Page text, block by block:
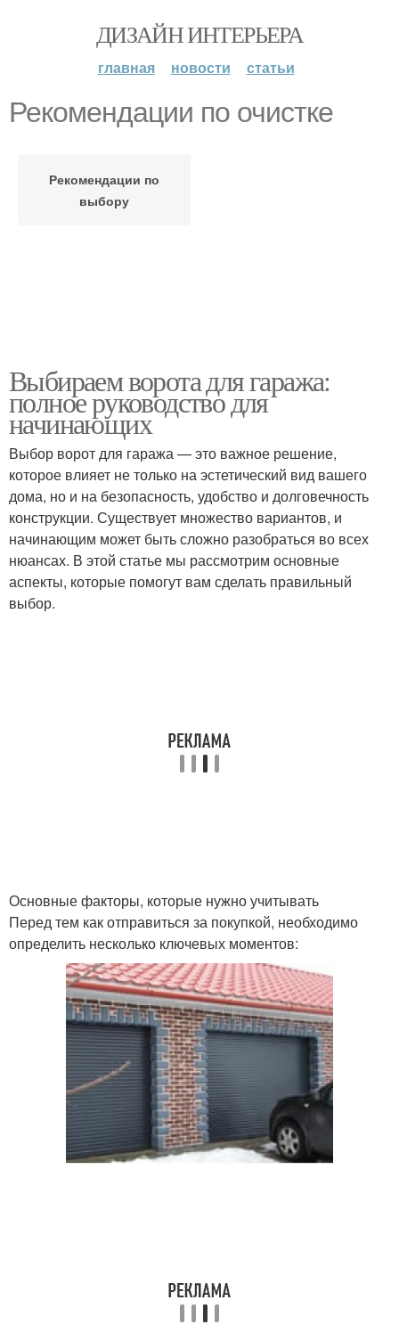
ДИЗАЙН ИНТЕРЬЕРА
главная новости статьи
Рекомендации по очистке
Рекомендации по
выбору
Выбираем ворота для гаража:
полное руководство для
начинающих
Выбор ворот для гаража — это важное решение,
которое влияет не только на эстетический вид вашего
дома, но и на безопасность, удобство и долговечность
конструкции. Существует множество вариантов, и
начинающим может быть сложно разобраться во всех
нюансах. В этой статье мы рассмотрим основные
аспекты, которые помогут вам сделать правильный
выбор.
Основные факторы, которые нужно учитывать
Перед тем как отправиться за покупкой, необходимо
определить несколько ключевых моментов: